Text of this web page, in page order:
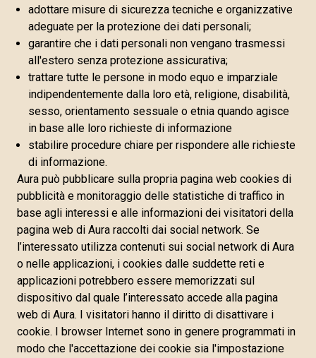
adottare misure di sicurezza tecniche e organizzative
adeguate per la protezione dei dati personali;
garantire che i dati personali non vengano trasmessi
all'estero senza protezione assicurativa;
trattare tutte le persone in modo equo e imparziale
indipendentemente dalla loro età, religione, disabilità,
sesso, orientamento sessuale o etnia quando agisce
in base alle loro richieste di informazione
stabilire procedure chiare per rispondere alle richieste
di informazione.
Aura può pubblicare sulla propria pagina web cookies di
pubblicità e monitoraggio delle statistiche di traffico in
base agli interessi e alle informazioni dei visitatori della
pagina web di Aura raccolti dai social network. Se
l’interessato utilizza contenuti sui social network di Aura
o nelle applicazioni, i cookies dalle suddette reti e
applicazioni potrebbero essere memorizzati sul
dispositivo dal quale l’interessato accede alla pagina
web di Aura. I visitatori hanno il diritto di disattivare i
cookie. I browser Internet sono in genere programmati in
modo che l'accettazione dei cookie sia l'impostazione